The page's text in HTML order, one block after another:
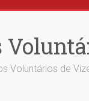
Voluntários de